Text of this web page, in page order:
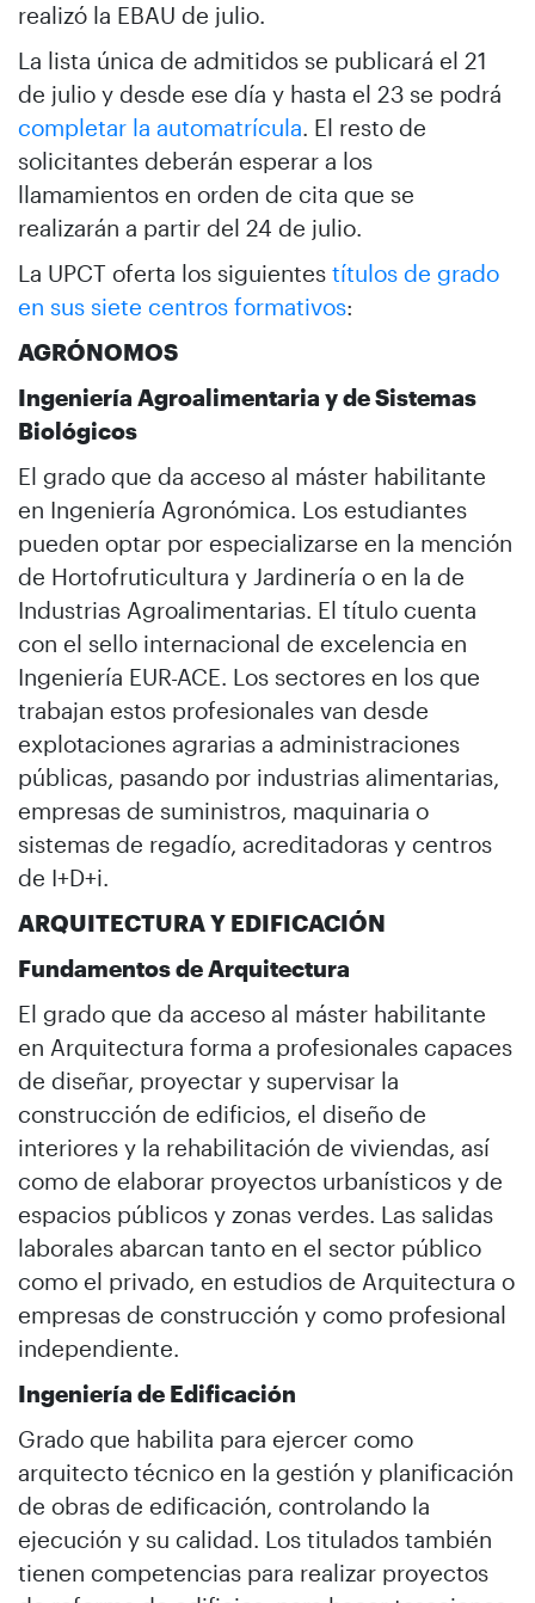
realizó la EBAU de julio.
La lista única de admitidos se publicará el 21
de julio y desde ese día y hasta el 23 se podrá
completar la automatrícula. El resto de
solicitantes deberán esperar a los
llamamientos en orden de cita que se
realizarán a partir del 24 de julio.
La UPCT oferta los siguientes títulos de grado
en sus siete centros formativos:
AGRÓNOMOS
Ingeniería Agroalimentaria y de Sistemas
Biológicos
El grado que da acceso al máster habilitante
en Ingeniería Agronómica. Los estudiantes
pueden optar por especializarse en la mención
de Hortofruticultura y Jardinería o en la de
Industrias Agroalimentarias. El título cuenta
con el sello internacional de excelencia en
Ingeniería EUR-ACE. Los sectores en los que
trabajan estos profesionales van desde
explotaciones agrarias a administraciones
públicas, pasando por industrias alimentarias,
empresas de suministros, maquinaria o
sistemas de regadío, acreditadoras y centros
de I+D+i.
ARQUITECTURA Y EDIFICACIÓN
Fundamentos de Arquitectura
El grado que da acceso al máster habilitante
en Arquitectura forma a profesionales capaces
de diseñar, proyectar y supervisar la
construcción de edificios, el diseño de
interiores y la rehabilitación de viviendas, así
como de elaborar proyectos urbanísticos y de
espacios públicos y zonas verdes. Las salidas
laborales abarcan tanto en el sector público
como el privado, en estudios de Arquitectura o
empresas de construcción y como profesional
independiente.
Ingeniería de Edificación
Grado que habilita para ejercer como
arquitecto técnico en la gestión y planificación
de obras de edificación, controlando la
ejecución y su calidad. Los titulados también
tienen competencias para realizar proyectos